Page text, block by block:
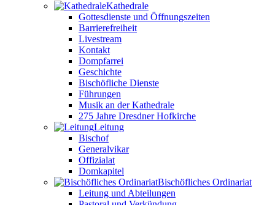
Kathedrale
Gottesdienste und Öffnungszeiten
Barrierefreiheit
Livestream
Kontakt
Dompfarrei
Geschichte
Bischöfliche Dienste
Führungen
Musik an der Kathedrale
275 Jahre Dresdner Hofkirche
Leitung
Bischof
Generalvikar
Offizialat
Domkapitel
Bischöfliches Ordinariat
Leitung und Abteilungen